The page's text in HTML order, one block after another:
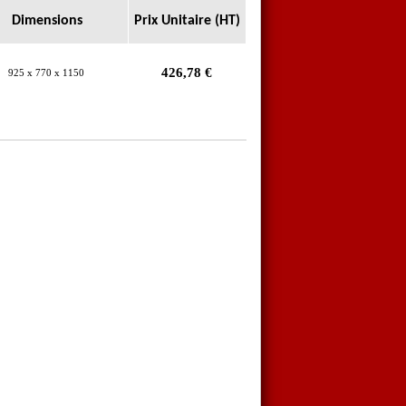
Dimensions Prix Unitaire (HT)
925 x 770 x 1150 426,78 €